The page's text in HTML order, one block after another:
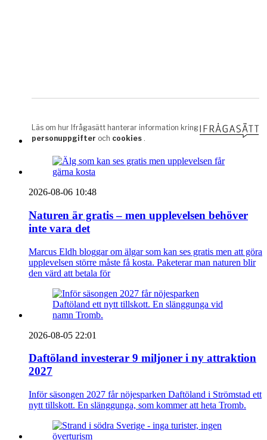
2026-08-06 10:48
Naturen är gratis – men upplevelsen behöver
inte vara det
Marcus Eldh bloggar om älgar som kan ses gratis men att göra
upplevelsen större måste få kosta. Paketerar man naturen blir
den värd att betala för
2026-08-05 22:01
Daftöland investerar 9 miljoner i ny attraktion
2027
Inför säsongen 2027 får nöjesparken Daftöland i Strömstad ett
nytt tillskott. En slänggunga, som kommer att heta Tromb.